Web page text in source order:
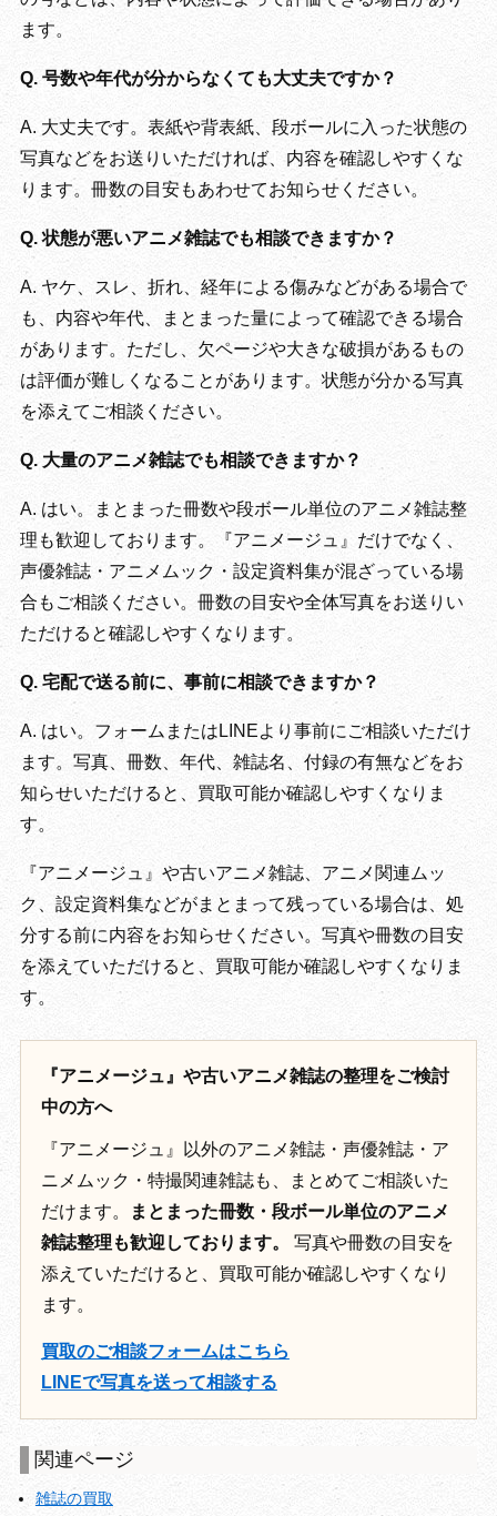
ます。
Q. 号数や年代が分からなくても大丈夫ですか？
A. 大丈夫です。表紙や背表紙、段ボールに入った状態の
写真などをお送りいただければ、内容を確認しやすくな
ります。冊数の目安もあわせてお知らせください。
Q. 状態が悪いアニメ雑誌でも相談できますか？
A. ヤケ、スレ、折れ、経年による傷みなどがある場合で
も、内容や年代、まとまった量によって確認できる場合
があります。ただし、欠ページや大きな破損があるもの
は評価が難しくなることがあります。状態が分かる写真
を添えてご相談ください。
Q. 大量のアニメ雑誌でも相談できますか？
A. はい。まとまった冊数や段ボール単位のアニメ雑誌整
理も歓迎しております。『アニメージュ』だけでなく、
声優雑誌・アニメムック・設定資料集が混ざっている場
合もご相談ください。冊数の目安や全体写真をお送りい
ただけると確認しやすくなります。
Q. 宅配で送る前に、事前に相談できますか？
A. はい。フォームまたはLINEより事前にご相談いただけ
ます。写真、冊数、年代、雑誌名、付録の有無などをお
知らせいただけると、買取可能か確認しやすくなりま
す。
『アニメージュ』や古いアニメ雑誌、アニメ関連ムッ
ク、設定資料集などがまとまって残っている場合は、処
分する前に内容をお知らせください。写真や冊数の目安
を添えていただけると、買取可能か確認しやすくなりま
す。
『アニメージュ』や古いアニメ雑誌の整理をご検討
中の方へ
『アニメージュ』以外のアニメ雑誌・声優雑誌・ア
ニメムック・特撮関連雑誌も、まとめてご相談いた
だけます。
まとまった冊数・段ボール単位のアニメ
雑誌整理も歓迎しております。
写真や冊数の目安を
添えていただけると、買取可能か確認しやすくなり
ます。
買取のご相談フォームはこちら
LINEで写真を送って相談する
関連ページ
雑誌の買取